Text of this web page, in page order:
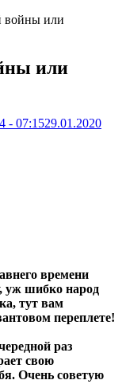
войны или
или
- 07:1529.01.2020
времени
уж шибко народ
тут вам
переплете!
раз
свою
Очень советую